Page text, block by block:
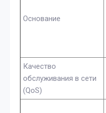
Основание
Качество
обслуживания в сети
(QoS)